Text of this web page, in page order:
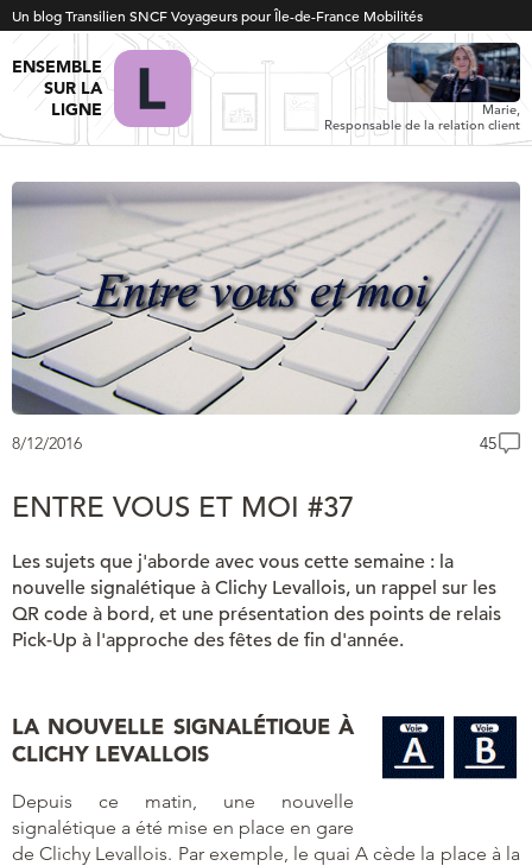
Un blog Transilien SNCF Voyageurs pour Île-de-France Mobilités
ENSEMBLE
SUR LA
LIGNE
Marie,
Responsable de la relation client
8/12/2016 45
ENTRE VOUS ET MOI #37
Les sujets que j'aborde avec vous cette semaine : la
nouvelle signalétique à Clichy Levallois, un rappel sur les
QR code à bord, et une présentation des points de relais
Pick-Up à l'approche des fêtes de fin d'année.
LA NOUVELLE SIGNALÉTIQUE À
CLICHY LEVALLOIS
Depuis ce matin, une nouvelle
signalétique a été mise en place en gare
de Clichy Levallois. Par exemple, le quai A cède la place à la